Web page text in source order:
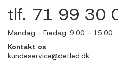
tlf. 71 99 30
Mandag - Fredag: 9.00 - 15.00
Kontakt os
kundeservice@detled.dk